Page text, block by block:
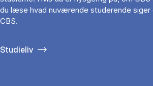
du læse hvad nuværende studerende siger
CBS.
Studieliv